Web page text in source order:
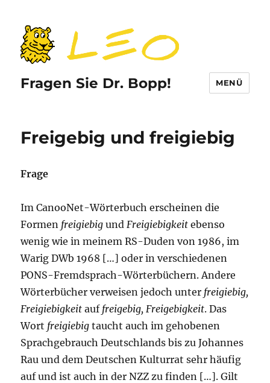
Fragen Sie Dr. Bopp! MENÜ
Freigebig und freigiebig
Frage
Im CanooNet-Wörterbuch erscheinen die
Formen freigiebig undFreigiebigkeit ebenso
wenig wie in meinem RS-Duden von 1986, im
Warig DWb 1968 […] oder in verschiedenen
PONS-Fremdsprach-Wörterbüchern. Andere
Wörterbücher verweisen jedoch unter freigiebig,
Freigiebigkeit auf freigebig, Freigebigkeit. Das
Wort freigiebig taucht auch im gehobenen
Sprachgebrauch Deutschlands bis zu Johannes
Rau und dem Deutschen Kulturrat sehr häufig
auf und ist auch in der NZZ zu finden […]. Gilt